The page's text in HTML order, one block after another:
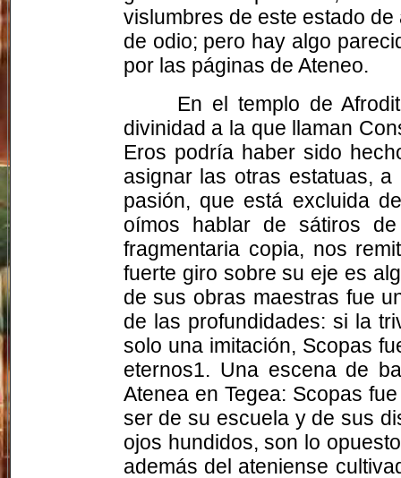
vislumbres de este estado
de odio; pero hay algo
por las páginas de Ateneo.
En el templo de
divinidad a la que llaman
Eros podría haber sido
asignar las otras estatuas,
pasión, que está excluida
oímos hablar de sátiros
fragmentaria copia, nos
fuerte giro sobre su eje es
de sus obras maestras fue
de las profundidades: si la
solo una imitación, Scopas
eternos1. Una escena de
Atenea en Tegea: Scopas
ser de su escuela y de sus
ojos hundidos, son lo
además del ateniense